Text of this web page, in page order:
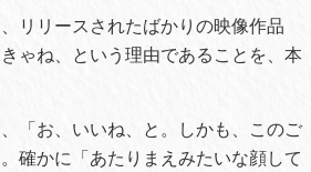
リリースされたばかりの映像作品
ゃね、という理由であることを、本
「お、いいね、と。しかも、このご
確かに「あたりまえみたいな顔して